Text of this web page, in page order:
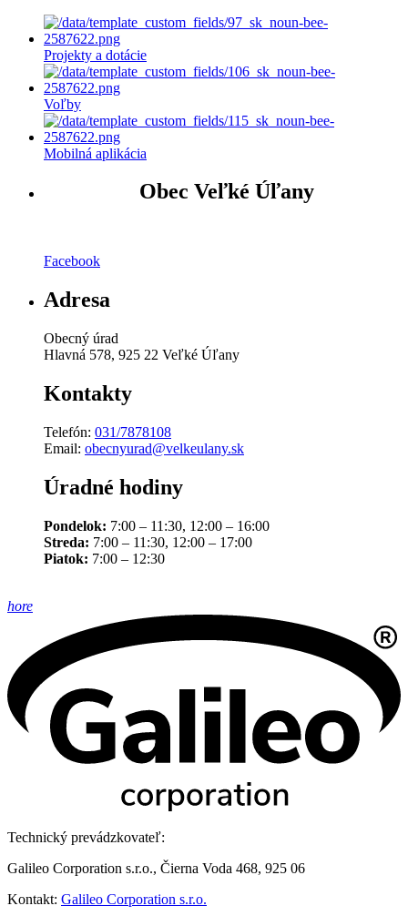
Projekty a dotácie
Voľby
Mobilná aplikácia
Obec Veľké Úľany
Facebook
Adresa
Obecný úrad
Hlavná 578, 925 22 Veľké Úľany
Kontakty
Telefón: 031/7878108
Email: obecnyurad@velkeulany.sk
Úradné hodiny
Pondelok: 7:00 – 11:30, 12:00 – 16:00
Streda: 7:00 – 11:30, 12:00 – 17:00
Piatok: 7:00 – 12:30
hore
Technický prevádzkovateľ:
Galileo Corporation s.r.o., Čierna Voda 468, 925 06
Kontakt: Galileo Corporation s.r.o.